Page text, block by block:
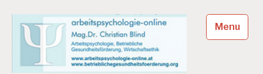
content
Menu